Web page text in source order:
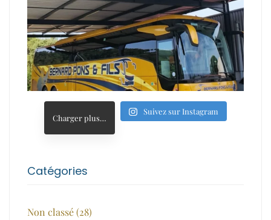
Charger plus…
Suivez sur Instagram
Catégories
Non classé(28)